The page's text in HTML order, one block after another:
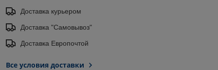
Доставка курьером
Доставка "Самовывоз"
Доставка Европочтой
Все условия доставки